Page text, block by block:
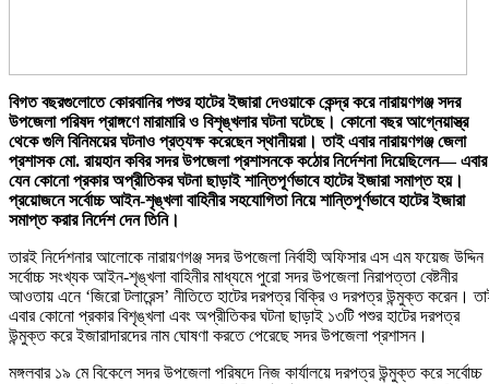
বিগত বছরগুলোতে কোরবানির পশুর হাটের ইজারা দেওয়াকে কেন্দ্র করে নারায়ণগঞ্জ সদর
উপজেলা পরিষদ প্রাঙ্গণে মারামারি ও বিশৃঙ্খলার ঘটনা ঘটেছে। কোনো বছর আগ্নেয়াস্ত্র
থেকে গুলি বিনিময়ের ঘটনাও প্রত্যক্ষ করেছেন স্থানীয়রা। তাই এবার নারায়ণগঞ্জ জেলা
প্রশাসক মো. রায়হান কবির সদর উপজেলা প্রশাসনকে কঠোর নির্দেশনা দিয়েছিলেন— এবার
যেন কোনো প্রকার অপ্রীতিকর ঘটনা ছাড়াই শান্তিপূর্ণভাবে হাটের ইজারা সমাপ্ত হয়।
প্রয়োজনে সর্বোচ্চ আইন-শৃঙ্খলা বাহিনীর সহযোগিতা নিয়ে শান্তিপূর্ণভাবে হাটের ইজারা
সমাপ্ত করার নির্দেশ দেন তিনি।
তারই নির্দেশনার আলোকে নারায়ণগঞ্জ সদর উপজেলা নির্বাহী অফিসার এস এম ফয়েজ উদ্দিন
সর্বোচ্চ সংখ্যক আইন-শৃঙ্খলা বাহিনীর মাধ্যমে পুরো সদর উপজেলা নিরাপত্তা বেষ্টনীর
আওতায় এনে ‘জিরো টলারেন্স’ নীতিতে হাটের দরপত্র বিক্রি ও দরপত্র উন্মুক্ত করেন।
এবার কোনো প্রকার বিশৃঙ্খলা এবং অপ্রীতিকর ঘটনা ছাড়াই ১৩টি পশুর হাটের দরপত্র
উন্মুক্ত করে ইজারাদারদের নাম ঘোষণা করতে পেরেছে সদর উপজেলা প্রশাসন।
মঙ্গলবার ১৯ মে বিকেলে সদর উপজেলা পরিষদে নিজ কার্যালয়ে দরপত্র উন্মুক্ত করে সর্বোচ্চ